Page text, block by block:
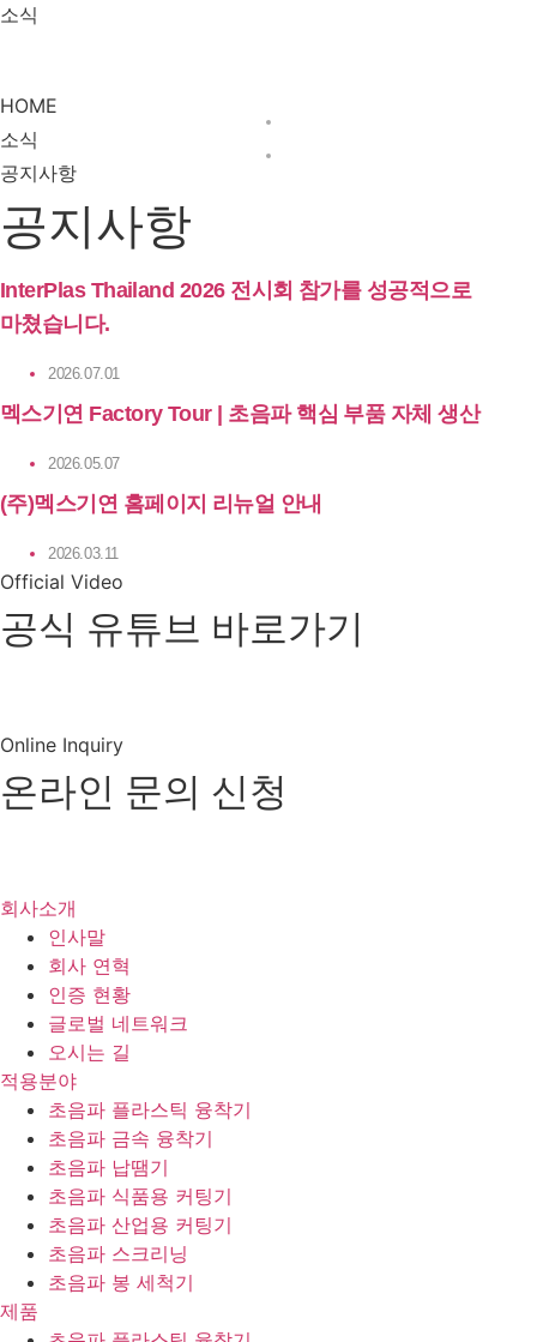
소식
HOME
소식
공지사항
공지사항
InterPlas Thailand 2026 전시회 참가를 성공적으로
마쳤습니다.
2026.07.01
멕스기연 Factory Tour | 초음파 핵심 부품 자체 생산
2026.05.07
(주)멕스기연 홈페이지 리뉴얼 안내
2026.03.11
Official Video
공식 유튜브 바로가기
Online Inquiry
온라인 문의 신청
회사소개
인사말
회사 연혁
인증 현황
글로벌 네트워크
오시는 길
적용분야
초음파 플라스틱 융착기
초음파 금속 융착기
초음파 납땜기
초음파 식품용 커팅기
초음파 산업용 커팅기
초음파 스크리닝
초음파 봉 세척기
제품